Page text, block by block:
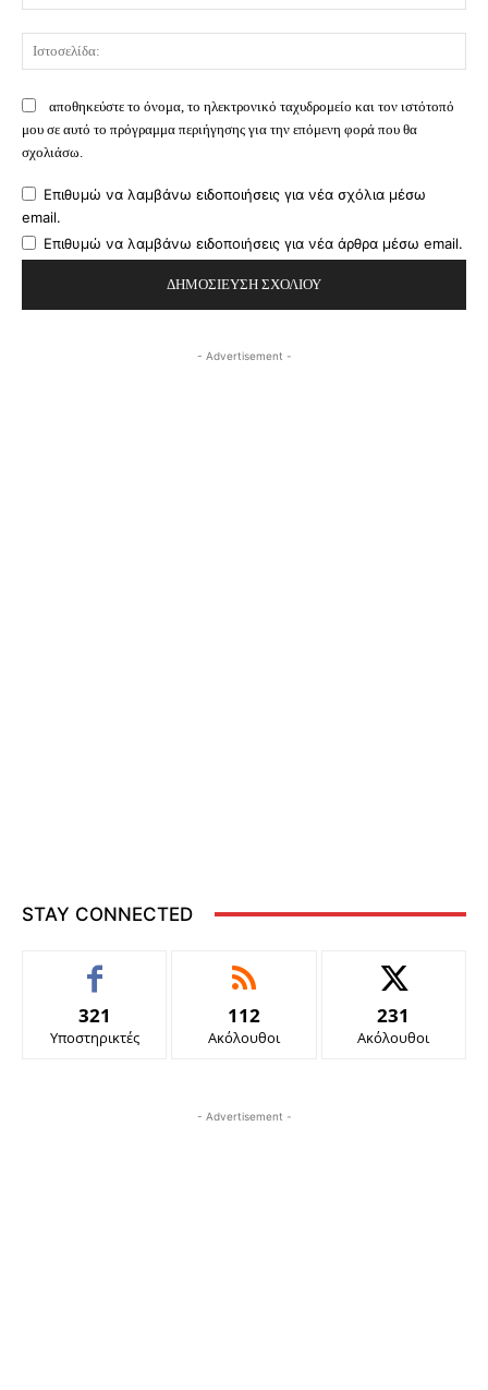
αποθηκεύστε το όνομα, το ηλεκτρονικό ταχυδρομείο και τον ιστότοπό
μου σε αυτό το πρόγραμμα περιήγησης για την επόμενη φορά που θα
σχολιάσω.
Επιθυμώ να λαμβάνω ειδοποιήσεις για νέα σχόλια μέσω
email.
Επιθυμώ να λαμβάνω ειδοποιήσεις για νέα άρθρα μέσω email.
- Advertisement -
STAY CONNECTED
321
Υποστηρικτές
112
Ακόλουθοι
231
Ακόλουθοι
- Advertisement -